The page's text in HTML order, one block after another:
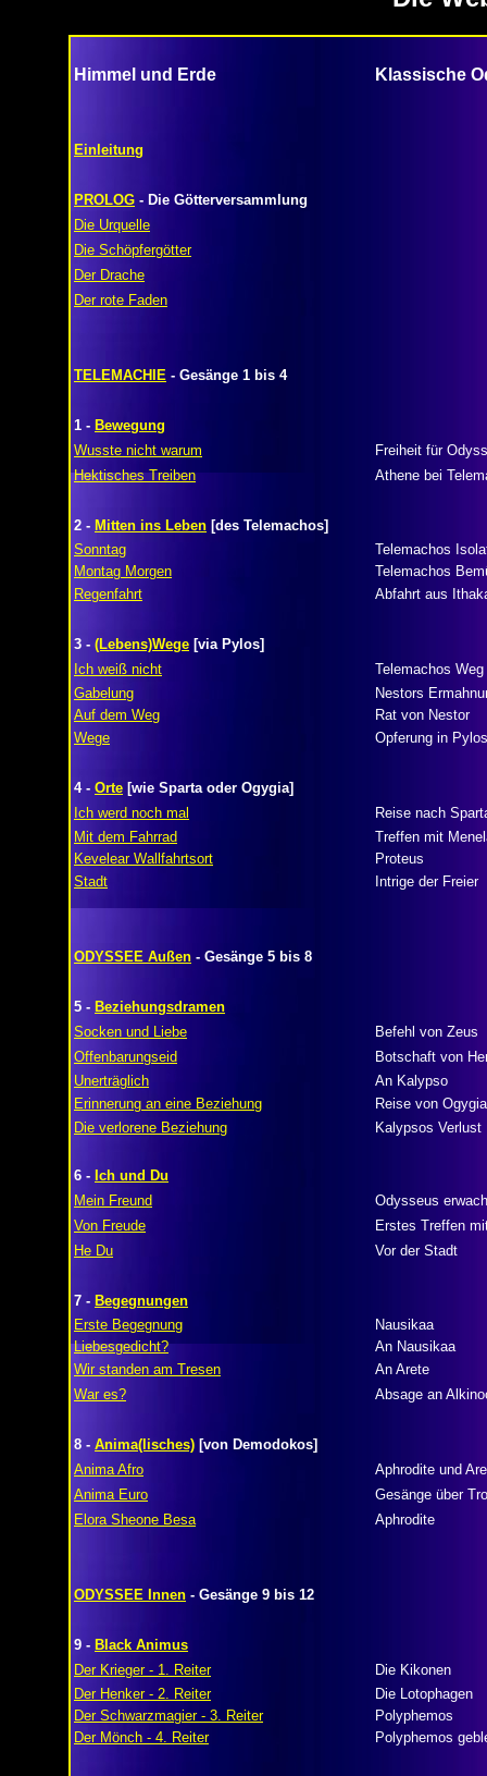
Himmel und Erde Klassische
Einleitung
PROLOG - Die Götterversammlung
Die Urquelle
Die Schöpfergötter
Der Drache
Der rote Faden
TELEMACHIE - Gesänge 1 bis 4
1 - Bewegung
Wusste nicht warum
Freiheit für
Hektisches Treiben
Athene bei
2 - Mitten ins Leben [des Telemachos]
Sonntag
Telemachos
Montag Morgen
Telemachos
Regenfahrt
Abfahrt aus
3 - (Lebens)Wege [via Pylos]
Ich weiß nicht
Telemachos
Gabelung
Nestors
Auf dem Weg
Rat von Nestor
Wege
Opferung in Pylos
4 - Orte [wie Sparta oder Ogygia]
Ich werd noch mal
Reise nach
Mit dem Fahrrad
Treffen mit
Kevelear Wallfahrtsort
Proteus
Stadt
Intrige der Freier
ODYSSEE Außen - Gesänge 5 bis 8
5 - Beziehungsdramen
Socken und Liebe
Befehl von Zeus
Offenbarungseid
Botschaft von
Unerträglich
An Kalypso
Erinnerung an eine Beziehung
Reise von
Die verlorene Beziehung
Kalypsos Verlust
6 - Ich und Du
Mein Freund
Odysseus
Von Freude
Erstes Treffen
He Du
Vor der Stadt
7 - Begegnungen
Erste Begegnung
Nausikaa
Liebesgedicht?
An Nausikaa
Wir standen am Tresen
An Arete
War es?
Absage an
8 - Anima(lisches) [von Demodokos]
Anima Afro
Aphrodite und
Anima Euro
Gesänge über
Elora Sheone Besa
Aphrodite
ODYSSEE Innen - Gesänge 9 bis 12
9 - Black Animus
Der Krieger - 1. Reiter
Die Kikonen
Der Henker - 2. Reiter
Die Lotophagen
Der Schwarzmagier - 3. Reiter
Polyphemos
Der Mönch - 4. Reiter
Polyphemos